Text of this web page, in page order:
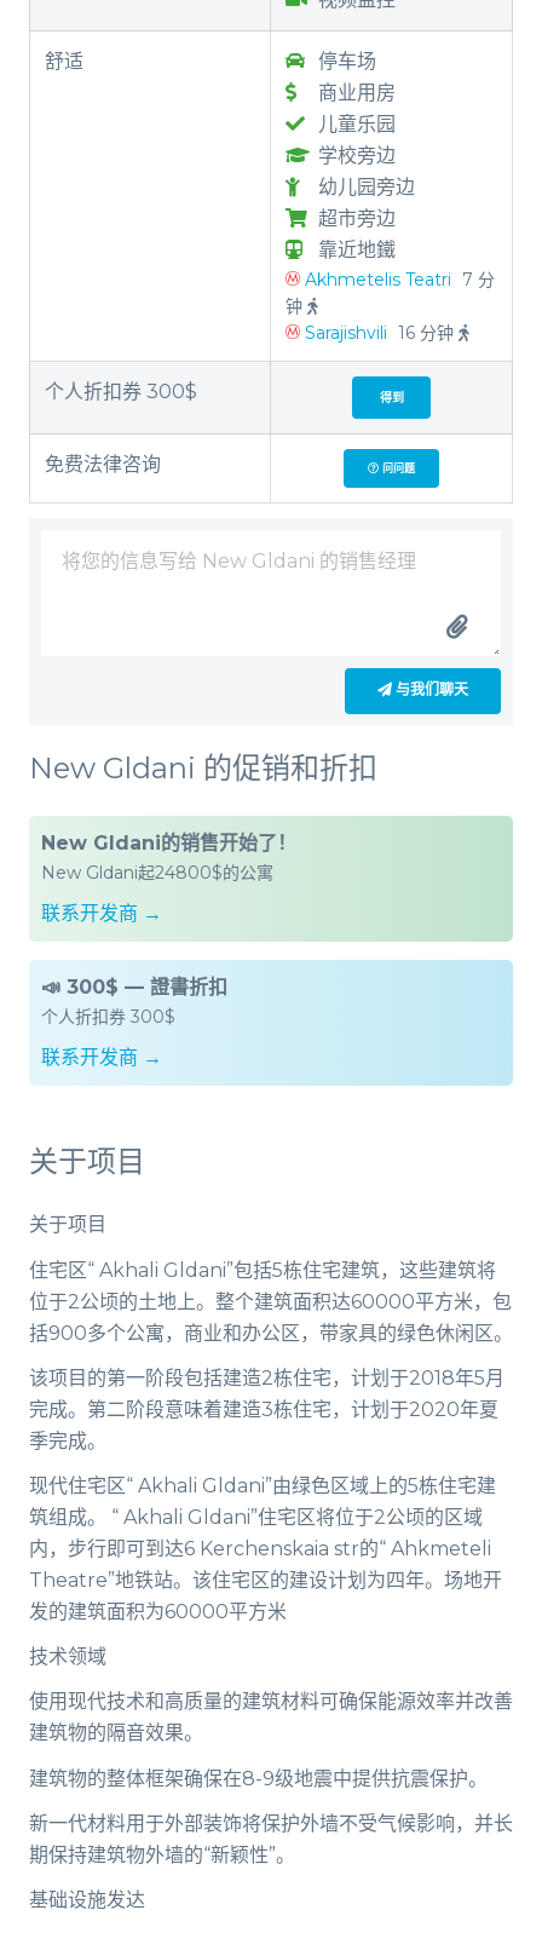
舒适
停车场
商业用房
儿童乐园
学校旁边
幼儿园旁边
超市旁边
靠近地鐵
Akhmetelis Teatri
7 分
钟
Sarajishvili 16 分钟
个人折扣券 300$ 得到
免费法律咨询 问问题
与我们聊天
New Gldani 的促销和折扣
New Gldani的销售开始了！
New Gldani起24800$的公寓
联系开发商 →
📣 300$ — 證書折扣
个人折扣券 300$
联系开发商 →
关于项目
关于项目
住宅区“ Akhali Gldani”包括5栋住宅建筑，这些建筑将
位于2公顷的土地上。整个建筑面积达60000平方米，包
括900多个公寓，商业和办公区，带家具的绿色休闲区。
该项目的第一阶段包括建造2栋住宅，计划于2018年5月
完成。第二阶段意味着建造3栋住宅，计划于2020年夏
季完成。
现代住宅区“ Akhali Gldani”由绿色区域上的5栋住宅建
筑组成。 “ Akhali Gldani”住宅区将位于2公顷的区域
内，步行即可到达6 Kerchenskaia str的“ Ahkmeteli
Theatre”地铁站。该住宅区的建设计划为四年。场地开
发的建筑面积为60000平方米
技术领域
使用现代技术和高质量的建筑材料可确保能源效率并改善
建筑物的隔音效果。
建筑物的整体框架确保在8-9级地震中提供抗震保护。
新一代材料用于外部装饰将保护外墙不受气候影响，并长
期保持建筑物外墙的“新颖性”。
基础设施发达